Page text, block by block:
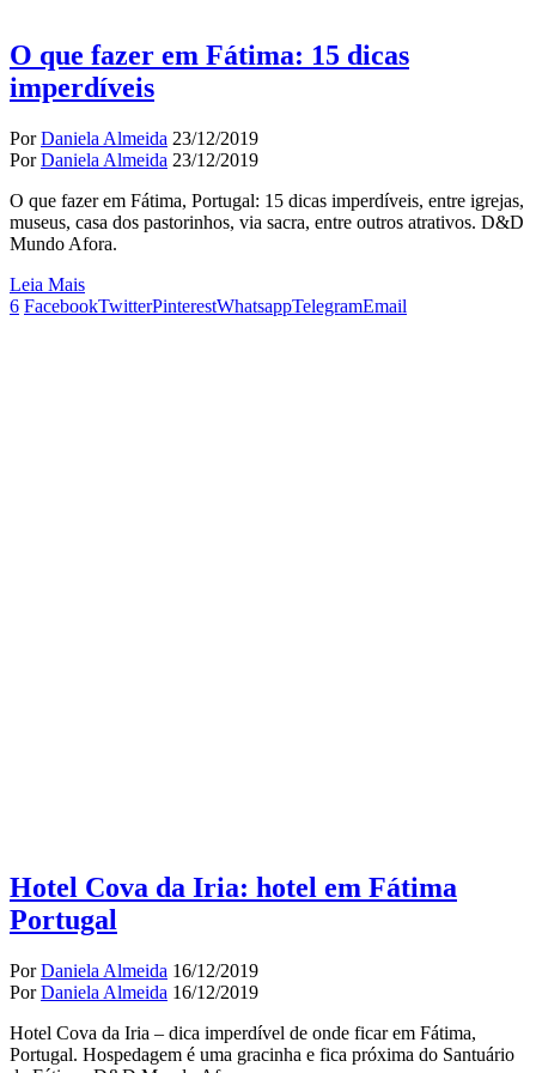
O que fazer em Fátima: 15 dicas
imperdíveis
PorDaniela Almeida 23/12/2019
PorDaniela Almeida 23/12/2019
O que fazer em Fátima, Portugal: 15 dicas imperdíveis, entre igrejas,
museus, casa dos pastorinhos, via sacra, entre outros atrativos. D&D
Mundo Afora.
Leia Mais
6 FacebookTwitterPinterestWhatsappTelegramEmail
Hotel Cova da Iria: hotel em Fátima
Portugal
PorDaniela Almeida 16/12/2019
PorDaniela Almeida 16/12/2019
Hotel Cova da Iria – dica imperdível de onde ficar em Fátima,
Portugal. Hospedagem é uma gracinha e fica próxima do Santuário